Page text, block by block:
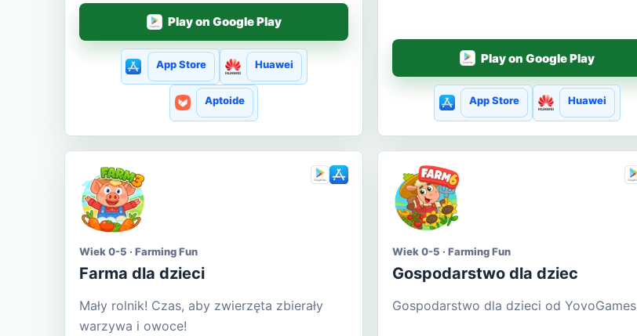
Play on Google Play
App Store Huawei
Aptoide
Play on Google Play
App Store Huawei
Wiek 0-5 · Farming Fun
Farma dla dzieci
Mały rolnik! Czas, aby zwierzęta zbierały
warzywa i owoce!
Wiek 0-5 · Farming Fun
Gospodarstwo dla dziec
Gospodarstwo dla dzieci od YovoGames